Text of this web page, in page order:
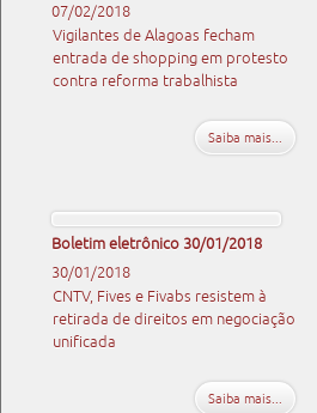
07/02/2018
Vigilantes de Alagoas fecham
entrada de shopping em protesto
contra reforma trabalhista
Saiba mais...
Boletim eletrônico 30/01/2018
30/01/2018
CNTV, Fives e Fivabs resistem à
retirada de direitos em negociação
unificada
Saiba mais...